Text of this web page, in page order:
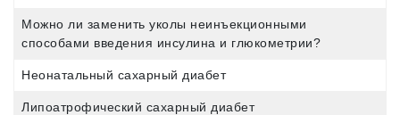
Можно ли заменить уколы неинъекционными
способами введения инсулина и глюкометрии?
Неонатальный сахарный диабет
Липоатрофический сахарный диабет